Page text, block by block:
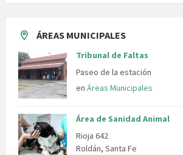
ÁREAS MUNICIPALES
Tribunal de Faltas
Paseo de la estación
en Áreas Municipales
Área de Sanidad Animal
Rioja 642
Roldán, Santa Fe